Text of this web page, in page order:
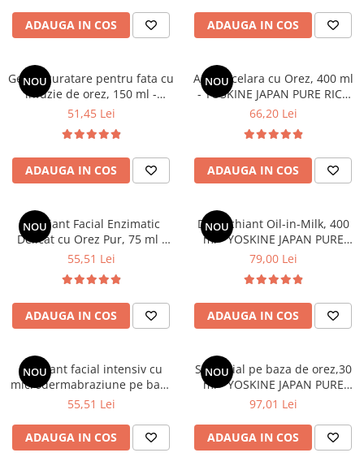
ADAUGA IN COS ADAUGA IN COS
NOU
Gel de curatare pentru fata cu
infuzie de orez, 150 ml -
YOSKINE JAPAN PURE RICE
51,45 Lei
ADAUGA IN COS
NOU
Apa Micelara cu Orez, 400 ml
- YOSKINE JAPAN PURE RICE
INFUSION
66,20 Lei
ADAUGA IN COS
NOU
Exfoliant Facial Enzimatic
Delicat cu Orez Pur, 75 ml -
YOSKINE JAPAN PURE RICE
55,51 Lei
ADAUGA IN COS
NOU
Demachiant Oil-in-Milk, 400
ml - YOSKINE JAPAN PURE
RICE INFUSION
79,00 Lei
ADAUGA IN COS
NOU
Exfoliant facial intensiv cu
microdermabraziune pe baza
de orez,75 ml - YOSKINE
55,51 Lei
ADAUGA IN COS
NOU
Ser facial pe baza de orez,30
ml - YOSKINE JAPAN PURE
RICE INFUSION
97,01 Lei
ADAUGA IN COS